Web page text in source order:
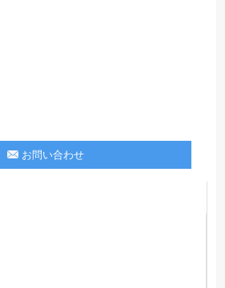
お問い合わせ